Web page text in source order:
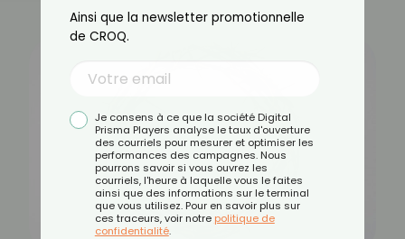
Ainsi que la newsletter promotionnelle
de CROQ.
Je consens à ce que la société Digital
Prisma Players analyse le taux d'ouverture
des courriels pour mesurer et optimiser les
performances des campagnes. Nous
pourrons savoir si vous ouvrez les
courriels, l'heure à laquelle vous le faites
ainsi que des informations sur le terminal
que vous utilisez. Pour en savoir plus sur
ces traceurs, voir notre politique de
confidentialité.